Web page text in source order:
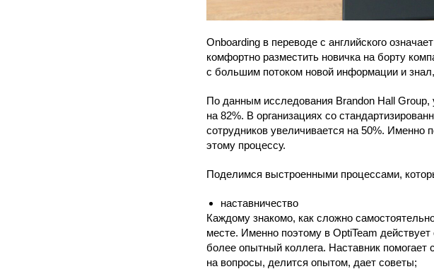
Onboarding в переводе с английского
комфортно разместить новичка на борту
с большим потоком новой информации и
По данным исследования Brandon Hall
на 82%. В организациях со
сотрудников увеличивается на 50%. Именно
этому процессу.
Поделимся выстроенными процессами,
наставничество
Каждому знакомо, как сложно
месте. Именно поэтому в OptiTeam
более опытный коллега. Наставник помогает
на вопросы, делится опытом, дает советы;